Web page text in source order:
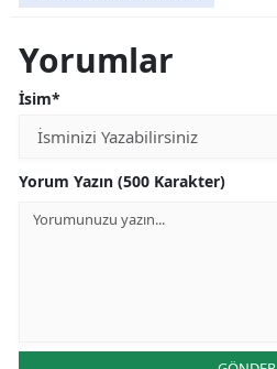
Yorumlar
İsim*
Yorum Yazın (500 Karakter)